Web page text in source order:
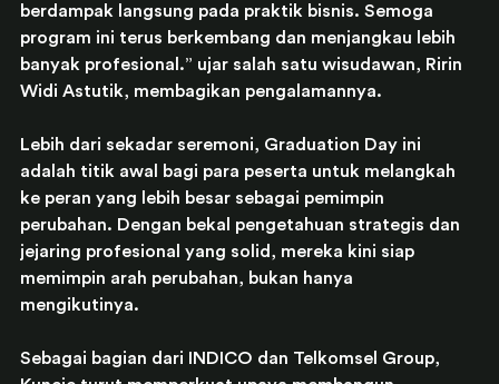
berdampak langsung pada praktik bisnis. Semoga
program ini terus berkembang dan menjangkau lebih
banyak profesional.” ujar salah satu wisudawan, Ririn
Widi Astutik, membagikan pengalamannya.
Lebih dari sekadar seremoni, Graduation Day ini
adalah titik awal bagi para peserta untuk melangkah
ke peran yang lebih besar sebagai pemimpin
perubahan. Dengan bekal pengetahuan strategis dan
jejaring profesional yang solid, mereka kini siap
memimpin arah perubahan, bukan hanya
mengikutinya. ​​
Sebagai bagian dari INDICO dan Telkomsel Group,